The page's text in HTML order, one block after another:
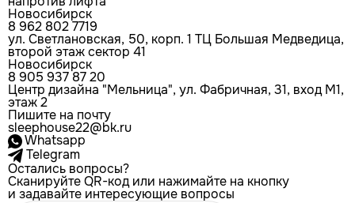
Новосибирск
8 962 802 7719
ул. Светлановская, 50, корп. 1 ТЦ Большая Медведица,
второй этаж сектор 41
Новосибирск
8 905 937 87 20
Центр дизайна "Мельница", ул. Фабричная, 31, вход М1,
этаж 2
Пишите на почту
sleephouse22@bk.ru
Whatsapp
Telegram
Остались вопросы?
Сканируйте QR-код или нажимайте на кнопку
и задавайте интересующие вопросы